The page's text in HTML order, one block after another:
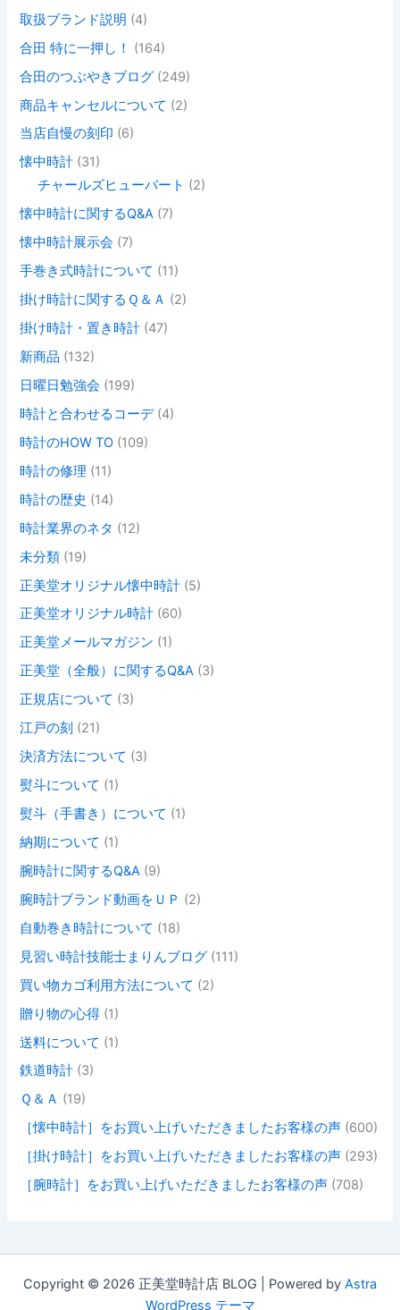
取扱ブランド説明 (4)
合田 特に一押し！
(164)
合田のつぶやきブログ (249)
商品キャンセルについて (2)
当店自慢の刻印 (6)
懐中時計 (31)
チャールズヒューバート (2)
懐中時計に関するQ&A (7)
懐中時計展示会 (7)
手巻き式時計について (11)
掛け時計に関するＱ＆Ａ (2)
掛け時計・置き時計 (47)
新商品 (132)
日曜日勉強会 (199)
時計と合わせるコーデ(4)
時計のHOW TO (109)
時計の修理 (11)
時計の歴史 (14)
時計業界のネタ (12)
未分類 (19)
正美堂オリジナル懐中時計 (5)
正美堂オリジナル時計 (60)
正美堂メールマガジン (1)
正美堂（全般）に関するQ&A (3)
正規店について (3)
江戸の刻 (21)
決済方法について (3)
熨斗について (1)
熨斗（手書き）について (1)
納期について (1)
腕時計に関するQ&A (9)
腕時計ブランド動画をＵＰ (2)
自動巻き時計について (18)
見習い時計技能士まりんブログ (111)
買い物カゴ利用方法について (2)
贈り物の心得 (1)
送料について (1)
鉄道時計 (3)
Ｑ＆Ａ (19)
［懐中時計］をお買い上げいただきましたお客様の声 (600)
［掛け時計］をお買い上げいただきましたお客様の声 (293)
［腕時計］をお買い上げいただきましたお客様の声 (708)
Copyright © 2026 正美堂時計店 BLOG | Powered by Astra
WordPress テーマ